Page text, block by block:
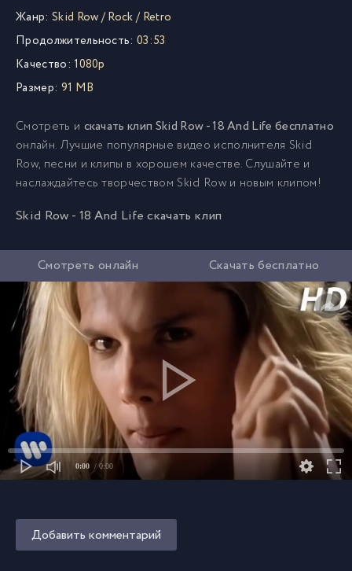
Жанр: Skid Row/Rock/ Retro
Продолжительность: 03:53
Качество: 1080p
Размер: 91 MB
Смотреть и скачать клип Skid Row - 18 And Life бесплатно
онлайн. Лучшие популярные видео исполнителя Skid
Row, песни и клипы в хорошем качестве. Слушайте и
наслаждайтесь творчеством Skid Row и новым клипом!
Skid Row - 18 And Life скачать клип
Смотреть онлайн Скачать бесплатно
0:00 / 0:00
Добавить комментарий